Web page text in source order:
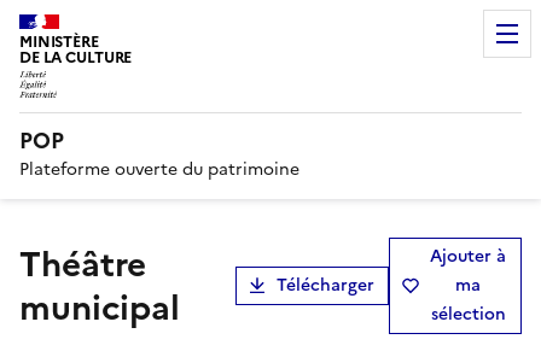
MINISTÈRE
DE LA CULTURE
POP
Plateforme ouverte du patrimoine
théâtre
municipal
Télécharger
Ajouter à
ma
sélection